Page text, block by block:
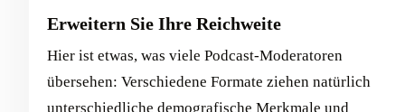
Erweitern Sie Ihre Reichweite
Hier ist etwas, was viele Podcast-Moderatoren
übersehen: Verschiedene Formate ziehen natürlich
unterschiedliche demografische Merkmale und